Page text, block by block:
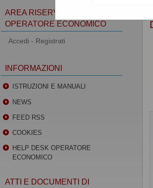
AREA RISERVATA
OPERATORE ECONOMICO
Accedi - Registrati
INFORMAZIONI
ISTRUZIONI E MANUALI
NEWS
FEED RSS
COOKIES
HELP DESK OPERATORE
ECONOMICO
ATTI E DOCUMENTI DI